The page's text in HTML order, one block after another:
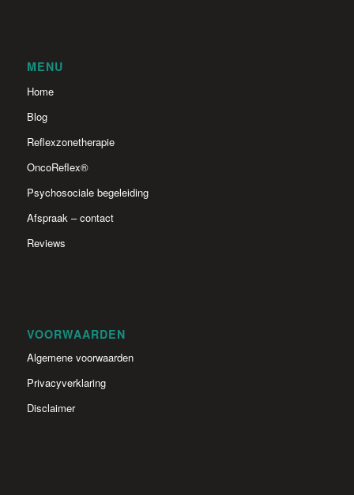
MENU
Home
Blog
Reflexzonetherapie
OncoReflex®
Psychosociale begeleiding
Afspraak – contact
Reviews
VOORWAARDEN
Algemene voorwaarden
Privacyverklaring
Disclaimer